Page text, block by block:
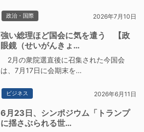
政治・国際 2026年7月10日
強い総理ほど国会に気を遣う 【政
眼鏡（せいがんきょ…
2月の衆院選直後に召集された今国会
は、7月17日に会期末を…
ビジネス 2026年6月11日
6月23日、シンポジウム「トランプ
に揺さぶられる世…